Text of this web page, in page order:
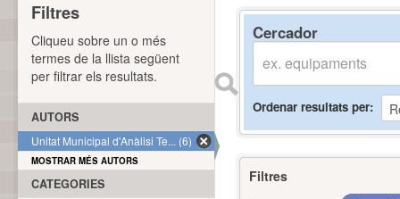
Cercador
Ordenar resultats per
Filtres
Filtres
Cliqueu sobre un o més
termes de la llista següent
per filtrar els resultats.
AUTORS
Unitat Municipal d'Anàlisi Te... (6)
MOSTRAR MÉS AUTORS
CATEGORIES